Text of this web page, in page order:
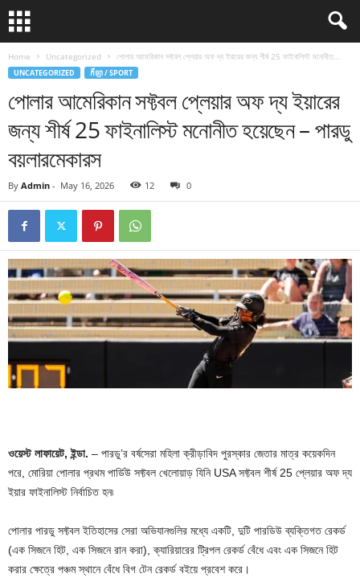
Home Uncategorized পোলার আমেরিকান সফ্টবল প্লেয়ার অফ দ্য ইয়ারের জন্য শীর্ষ 25 ফাইনালিস্ট মনোনীত...
UNCATEGORIZED កីឡា / SPORT
পোলার আমেরিকান সফ্টবল প্লেয়ার অফ দ্য ইয়ারের
জন্য শীর্ষ 25 ফাইনালিস্ট মনোনীত হয়েছেন – পারডু
বয়লারমেকারস
By Admin - May 16, 2026 12 0
ওয়েস্ট লাফায়েট, ইন্ডা. – পারডু’র বর্ষসেরা মহিলা ক্রীড়াবিদ পুরস্কার জেতার মাত্র কয়েকদিন
পরে, মোরিয়া পোলার প্রথম পার্ডিউ সফ্টবল খেলোয়াড় যিনি USA সফ্টবল শীর্ষ 25 প্লেয়ার অফ দ্য
ইয়ার ফাইনালিস্ট নির্বাচিত হন৷
পোলার পারডু সফ্টবল ইতিহাসের সেরা অভিযানগুলির মধ্যে একটি, দুটি পারডিউ ব্যক্তিগত রেকর্ড
(এক সিজনে হিট, এক সিজনে রান করা), ক্যারিয়ারের ট্রিপল রেকর্ড বেঁধে এবং এক সিজনে হিট
করার ক্ষেত্রে পঞ্চম স্থানে বেঁধে বিগ টেন রেকর্ড বইয়ে প্রবেশ করে।